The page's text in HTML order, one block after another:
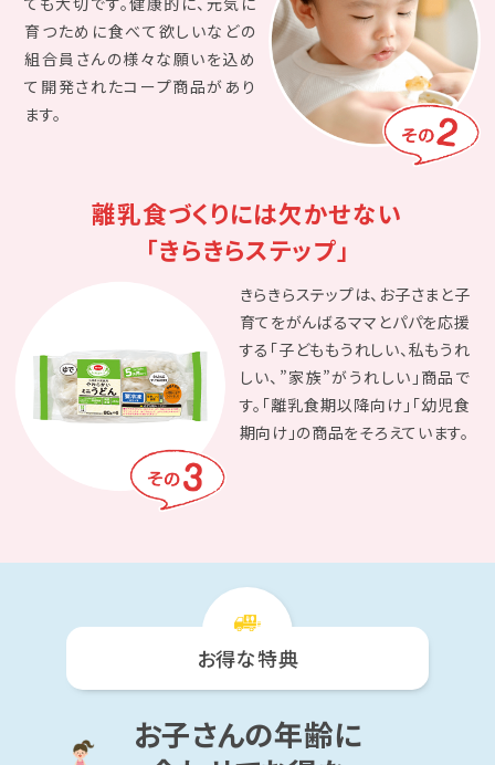
育つために食べて欲しいなどの
組合員さんの様々な願いを込め
て開発されたコープ商品があり
ます。
離乳食づくりには欠かせない
「きらきらステップ」
きらきらステップは、お子さまと子
育てをがんばるママとパパを応援
する「子どももうれしい、私もうれ
しい、”家族”がうれしい」商品で
す。「離乳食期以降向け」「幼児食
期向け」の商品をそろえています。
お得な特典
お子さんの年齢に